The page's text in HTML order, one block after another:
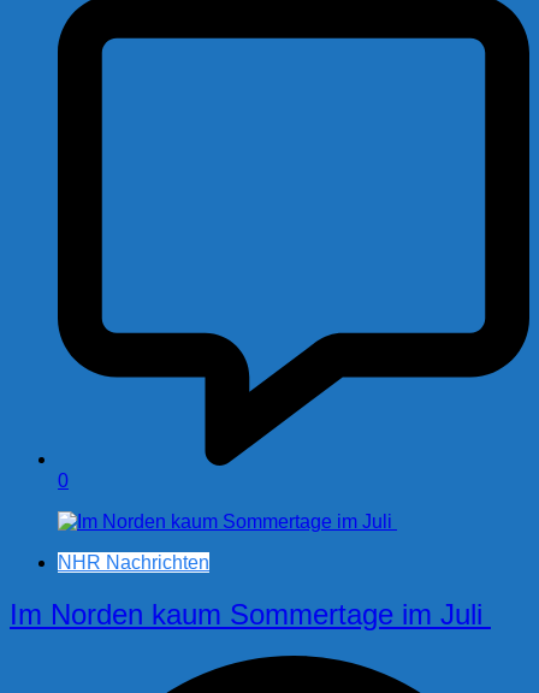
0
NHR Nachrichten
Im Norden kaum Sommertage im Juli